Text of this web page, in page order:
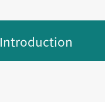
Introduction